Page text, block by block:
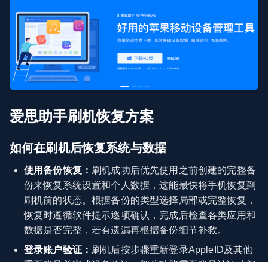
爱思助手刷机恢复方案
如何在刷机后恢复系统与数据
使用备份恢复： 刷机成功后优先使用之前创建的完整备
份来恢复系统设置和个人数据，这能最快将手机恢复到
刷机前的状态。根据备份的类型选择局部或完整恢复，
恢复时遵循软件提示逐项确认，完成后检查各类应用和
数据是否完整，若有遗漏再根据备份细节补救。
登录账户验证： 刷机后按步骤重新登录AppleID及其他